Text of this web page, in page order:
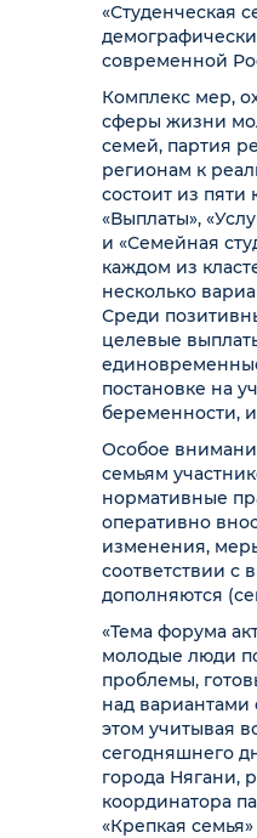
«Студенческая
современной
Комплекс мер,
сферы жизни
семей, партия
регионам к
состоит из пяти
«Выплаты»,
и «Семейная
каждом из
несколько
Среди
целевые
постановке на
беременности,
Особое
семьям
нормативные
оперативно
изменения,
соответствии с
дополняются
«Тема форума
молодые люди
проблемы,
над
этом учитывая
сегодняшнего
города Нягани,
координатора
«Крепкая